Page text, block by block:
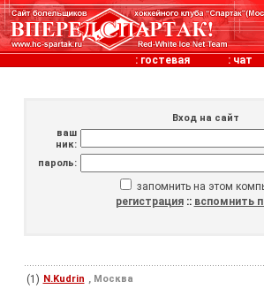
: гостевая : чат
Вход на сайт
ваш
ник:
пароль:
запомнить на этом
регистрация:: вспомнить
(1) N.Kudrin , Москва